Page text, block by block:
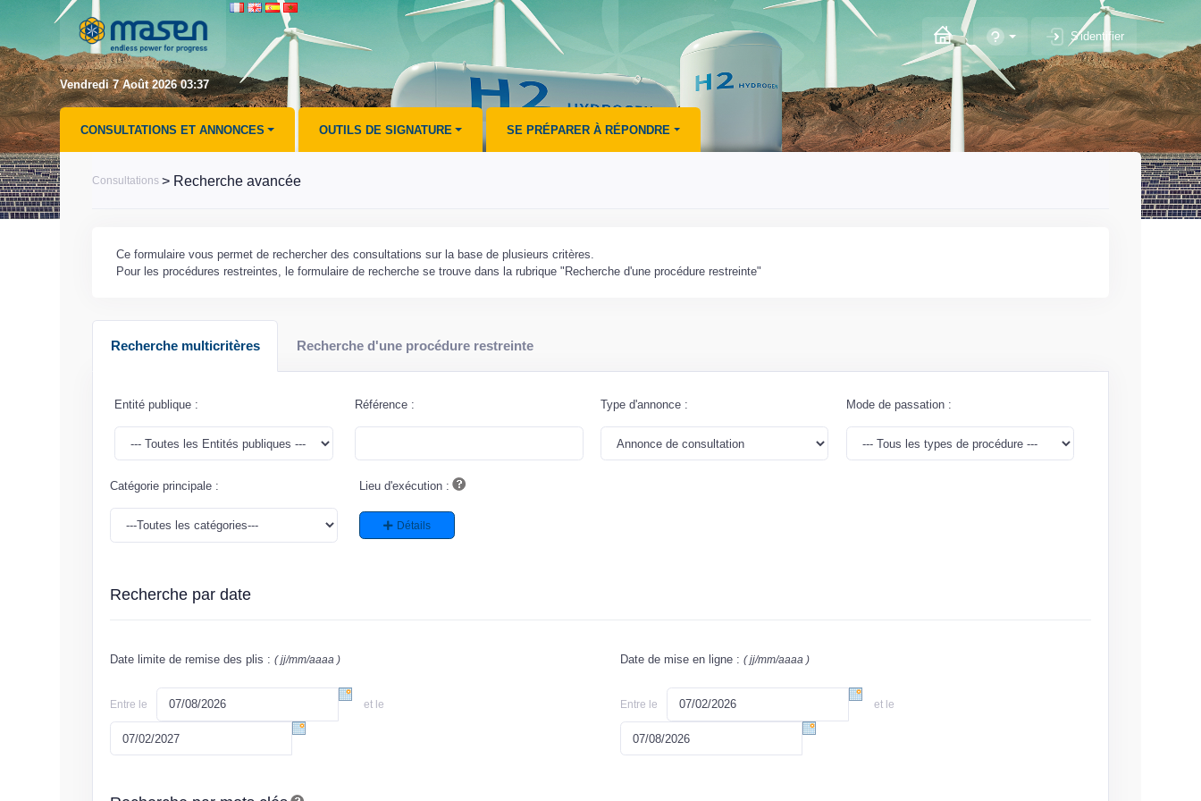
Vendredi 7 Août 2026 03:37
S'identifier
CONSULTATIONS ET ANNONCES OUTILS DE SIGNATURE SE PRÉPARER À RÉPONDRE
Consultations > Recherche avancée
Ce formulaire vous permet de rechercher des consultations sur la base de plusieurs critères.
Pour les procédures restreintes, le formulaire de recherche se trouve dans la rubrique "Recherche d'une procédure restreinte"
Recherche multicritères Recherche d'une procédure restreinte
Entité publique : Référence : Type d'annonce : Mode de passation :
Catégorie principale : Lieu d'exécution :
Détails
Recherche par date
Date limite de remise des plis : ( jj/mm/aaaa )
Entre le et le
Date de mise en ligne : ( jj/mm/aaaa )
Entre le et le